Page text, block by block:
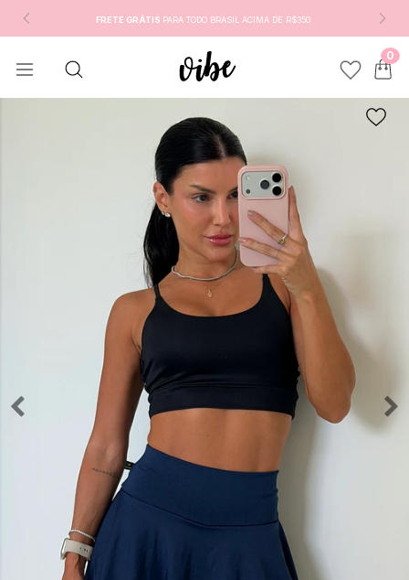
FRETE GRÁTIS PARA TODO BRASIL ACIMA DE R$350
0